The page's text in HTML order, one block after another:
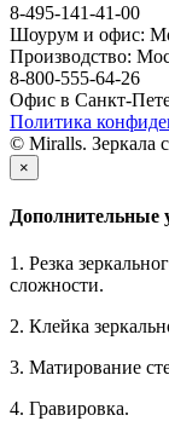
8-495-141-41-00
Шоурум и офис:
Производство:
8-800-555-64-26
Офис в Санкт-
Политика
© Miralls. Зеркала
×
Дополнительные
1. Резка
сложности.
2. Клейка
3. Матирование
4. Гравировка.